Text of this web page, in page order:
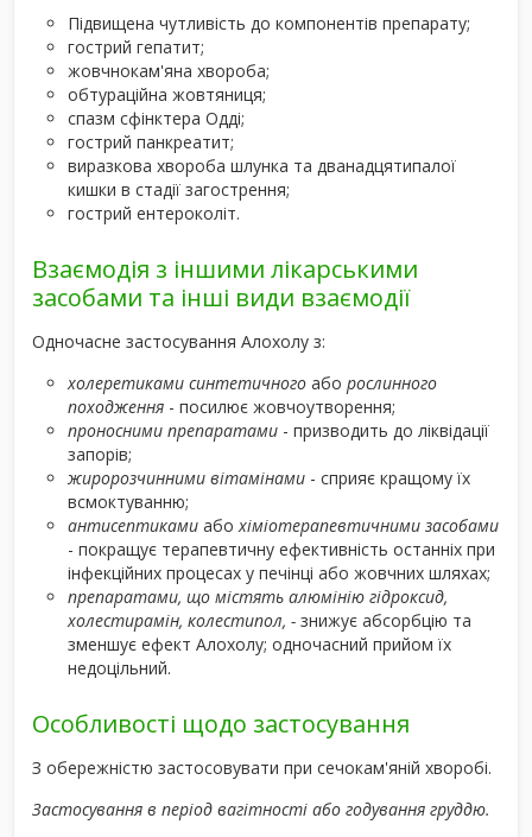
Підвищена чутливість до компонентів препарату;
гострий гепатит;
жовчнокам'яна хвороба;
обтураційна жовтяниця;
спазм сфінктера Одді;
гострий панкреатит;
виразкова хвороба шлунка та дванадцятипалої
кишки в стадії загострення;
гострий ентероколіт.
Взаємодія з іншими лікарськими
засобами та інші види взаємодії
Одночасне застосування Алохолу з:
холеретиками синтетичного або рослинного
походження - посилює жовчоутворення;
проносними препаратами - призводить до ліквідації
запорів;
жиророзчинними вітамінами - сприяє кращому їх
всмоктуванню;
антисептиками абохіміотерапевтичними засобами
- покращує терапевтичну ефективність останніх при
інфекційних процесах у печінці або жовчних шляхах;
препаратами, що містять алюмінію гідроксид,
холестирамін, колестипол, - знижує абсорбцію та
зменшує ефект Алохолу; одночасний прийом їх
недоцільний.
Особливості щодо застосування
З обережністю застосовувати при сечокам'яній хворобі.
Застосування в період вагітності або годування груддю.